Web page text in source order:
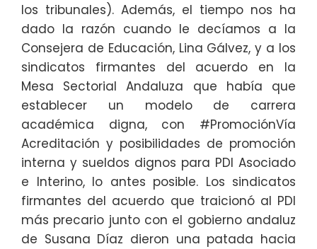
los tribunales). Además, el tiempo nos ha
dado la razón cuando le decíamos a la
Consejera de Educación, Lina Gálvez, y a los
sindicatos firmantes del acuerdo en la
Mesa Sectorial Andaluza que había que
establecer un modelo de carrera
académica digna, con #PromociónVía
Acreditación y posibilidades de promoción
interna y sueldos dignos para PDI Asociado
e Interino, lo antes posible. Los sindicatos
firmantes del acuerdo que traicionó al PDI
más precario junto con el gobierno andaluz
de Susana Díaz dieron una patada hacia